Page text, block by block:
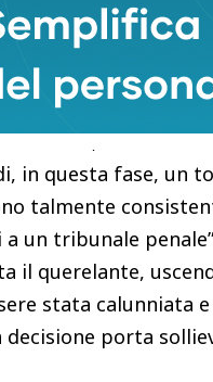
non è ancora
l’avvocata
conferma
ha
in questa fase, un
talmente
un tribunale
il querelante,
stata calunniata
porta